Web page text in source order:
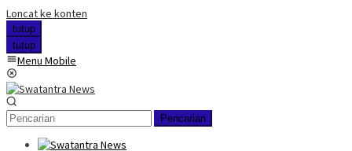
Loncat ke konten
tutup
tutup
Menu Mobile
Pencarian